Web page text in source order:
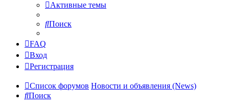
Активные темы
Поиск
FAQ
Вход
Регистрация
Список форумов Новости и объявления (News)
Поиск